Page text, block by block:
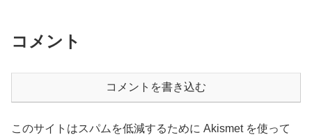
コメント
コメントを書き込む
このサイトはスパムを低減するために Akismet を使って